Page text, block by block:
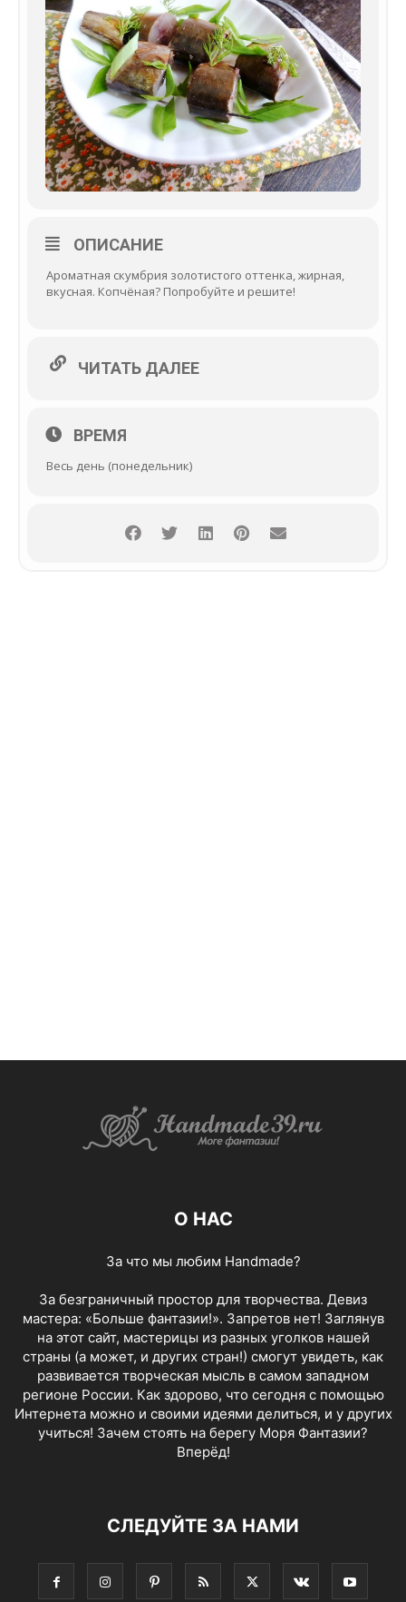
ОПИСАНИЕ
Ароматная скумбрия золотистого оттенка, жирная,
вкусная. Копчёная? Попробуйте и решите!
ЧИТАТЬ ДАЛЕЕ
ВРЕМЯ
Весь день (понедельник)
О НАС
За что мы любим Handmade?
За безграничный простор для творчества. Девиз
мастера: «Больше фантазии!». Запретов нет! Заглянув
на этот сайт, мастерицы из разных уголков нашей
страны (а может, и других стран!) смогут увидеть, как
развивается творческая мысль в самом западном
регионе России. Как здорово, что сегодня с помощью
Интернета можно и своими идеями делиться, и у других
учиться! Зачем стоять на берегу Моря Фантазии?
Вперёд!
СЛЕДУЙТЕ ЗА НАМИ